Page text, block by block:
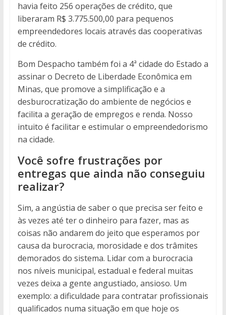
havia feito 256 operações de crédito, que
liberaram R$ 3.775.500,00 para pequenos
empreendedores locais através das cooperativas
de crédito.
Bom Despacho também foi a 4ª cidade do Estado a
assinar o Decreto de Liberdade Econômica em
Minas, que promove a simplificação e a
desburocratização do ambiente de negócios e
facilita a geração de empregos e renda. Nosso
intuito é facilitar e estimular o empreendedorismo
na cidade.
Você sofre frustrações por
entregas que ainda não conseguiu
realizar?
Sim, a angústia de saber o que precisa ser feito e
às vezes até ter o dinheiro para fazer, mas as
coisas não andarem do jeito que esperamos por
causa da burocracia, morosidade e dos trâmites
demorados do sistema. Lidar com a burocracia
nos níveis municipal, estadual e federal muitas
vezes deixa a gente angustiado, ansioso. Um
exemplo: a dificuldade para contratar profissionais
qualificados numa situação em que hoje os